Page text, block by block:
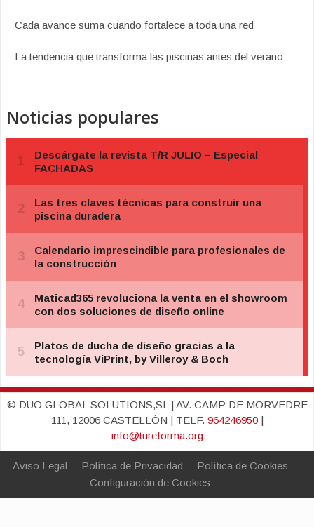
Cada avance suma cuando fortalece a toda una red
La tendencia que transforma las piscinas antes del verano
Noticias populares
© DUO GLOBAL SOLUTIONS,SL | AV. CAMP DE MORVEDRE
111, 12006 CASTELLÓN | TELF. 964246950|
info@tureforma.org
Aviso Legal Política de Privacidad
Política de Cookies
Configuración de Cookies